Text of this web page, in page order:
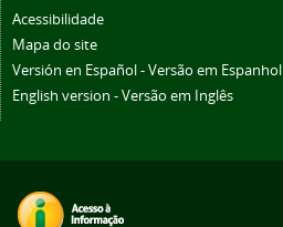
Acessibilidade
Mapa do site
Versión en Español - Versão em Espanhol
English version - Versão em Inglês